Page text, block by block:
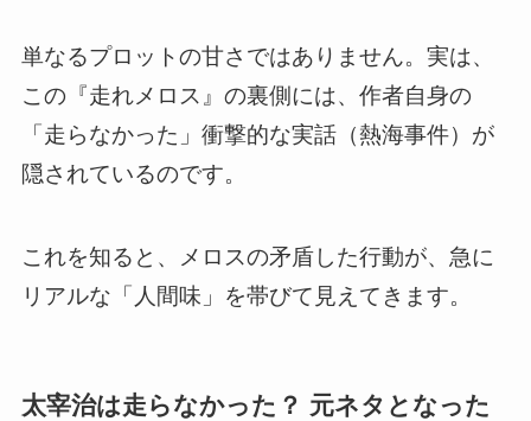
単なるプロットの甘さではありません。実は、
この『走れメロス』の裏側には、作者自身の
「走らなかった」衝撃的な実話（熱海事件）が
隠されているのです。
これを知ると、メロスの矛盾した行動が、急に
リアルな「人間味」を帯びて見えてきます。
太宰治は走らなかった？ 元ネタとなった